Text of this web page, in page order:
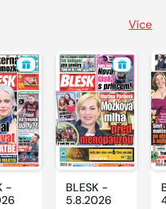
Více
-
BLESK -
5.8.2026